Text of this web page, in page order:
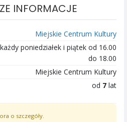
INFORMACJE
Miejskie Centrum Kultury
każdy poniedziałek i piątek od 16.00
do 18.00
Miejskie Centrum Kultury
od 7 lat
o szczegóły.